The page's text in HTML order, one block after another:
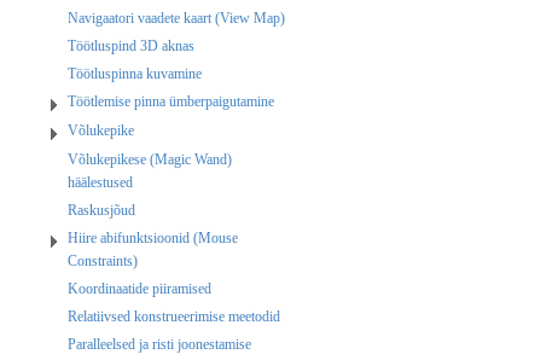
Navigaatori vaadete kaart (View Map)
Töötluspind 3D aknas
Töötluspinna kuvamine
Töötlemise pinna ümberpaigutamine
Võlukepike
Võlukepikese (Magic Wand)
häälestused
Raskusjõud
Hiire abifunktsioonid (Mouse
Constraints)
Koordinaatide piiramised
Relatiivsed konstrueerimise meetodid
Paralleelsed ja risti joonestamise